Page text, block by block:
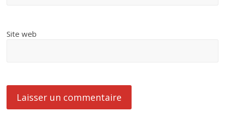
Site web